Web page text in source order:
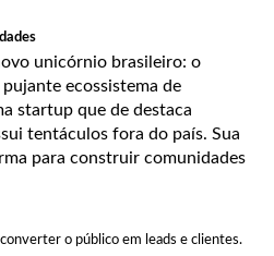
unicórnio brasileiro: o
ecossistema de
startup que de destaca
tentáculos fora do país. Sua
para construir comunidades
o público em leads e clientes.